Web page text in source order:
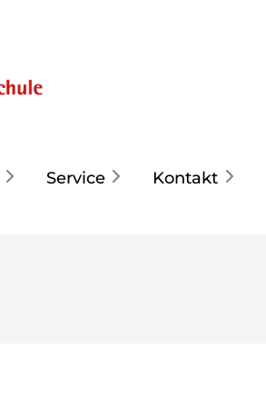
Service Kontakt